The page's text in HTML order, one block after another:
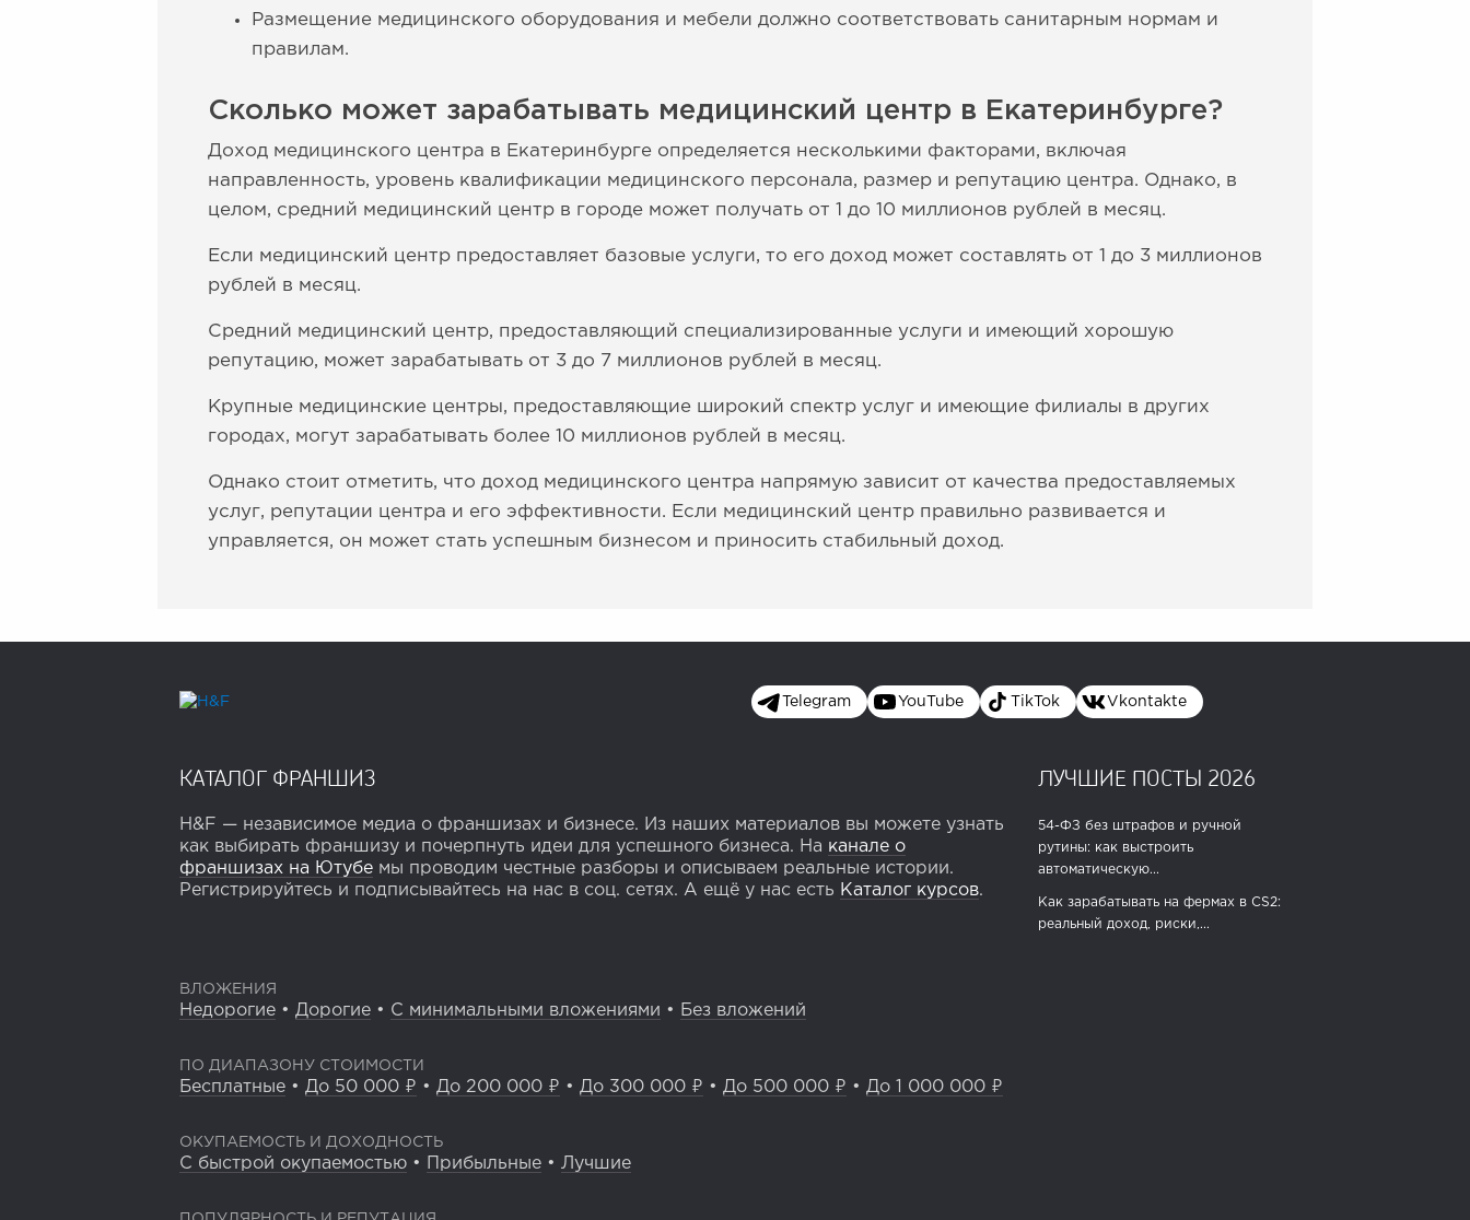
Размещение медицинского оборудования и мебели должно соответствовать санитарным нормам и
правилам.
Сколько может зарабатывать медицинский центр в Екатеринбурге?
Доход медицинского центра в Екатеринбурге определяется несколькими факторами, включая
направленность, уровень квалификации медицинского персонала, размер и репутацию центра. Однако, в
целом, средний медицинский центр в городе может получать от 1 до 10 миллионов рублей в месяц.
Если медицинский центр предоставляет базовые услуги, то его доход может составлять от 1 до 3 миллионов
рублей в месяц.
Средний медицинский центр, предоставляющий специализированные услуги и имеющий хорошую
репутацию, может зарабатывать от 3 до 7 миллионов рублей в месяц.
Крупные медицинские центры, предоставляющие широкий спектр услуг и имеющие филиалы в других
городах, могут зарабатывать более 10 миллионов рублей в месяц.
Однако стоит отметить, что доход медицинского центра напрямую зависит от качества предоставляемых
услуг, репутации центра и его эффективности. Если медицинский центр правильно развивается и
управляется, он может стать успешным бизнесом и приносить стабильный доход.
Telegram YouTube TikTok Vkontakte
КАТАЛОГ ФРАНШИЗ
H&F — независимое медиа о франшизах и бизнесе. Из наших материалов вы можете узнать
как выбирать франшизу и почерпнуть идеи для успешного бизнеса. На канале о
франшизах на Ютубе мы проводим честные разборы и описываем реальные истории.
Регистрируйтесь и подписывайтесь на нас в соц. сетях. А ещё у нас есть Каталог курсов.
ЛУЧШИЕ ПОСТЫ 2026
54-ФЗ без штрафов и ручной
рутины: как выстроить
автоматическую...
Как зарабатывать на фермах в CS2:
реальный доход, риски,...
ВЛОЖЕНИЯ
Недорогие • Дорогие • С минимальными вложениями • Без вложений
ПО ДИАПАЗОНУ СТОИМОСТИ
Бесплатные • До 50 000 ₽ • До 200 000 ₽ • До 300 000 ₽ • До 500 000 ₽ • До 1 000 000 ₽
ОКУПАЕМОСТЬ И ДОХОДНОСТЬ
С быстрой окупаемостью • Прибыльные • Лучшие